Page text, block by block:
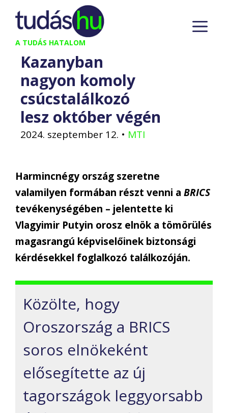
Kilépés
tartalomba
A TUDÁS HATALOM
Kazanyban
nagyon komoly
csúcstalálkozó
lesz október végén
2024. szeptember 12. • MTI
Harmincnégy ország szeretne
valamilyen formában részt venni a BRICS
tevékenységében – jelentette ki
Vlagyimir Putyin orosz elnök a tömörülés
magasrangú képviselőinek biztonsági
kérdésekkel foglalkozó találkozóján.
Közölte, hogy
Oroszország a BRICS
soros elnökeként
elősegítette az új
tagországok leggyorsabb